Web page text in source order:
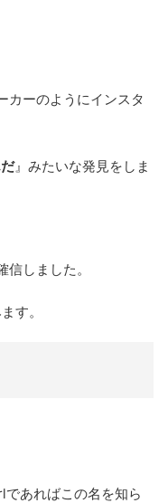
カーのようにインスタ
』みたいな発見をしま
しました。
す。
あればこの名を知ら